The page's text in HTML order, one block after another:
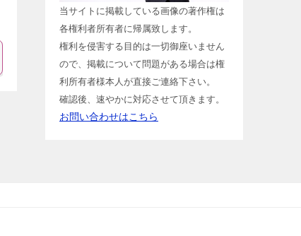
当サイトに掲載している画像の著作権は
各権利者所有者に帰属致します。
権利を侵害する目的は一切御座いません
ので、掲載について問題がある場合は権
利所有者様本人が直接ご連絡下さい。
確認後、速やかに対応させて頂きます。
お問い合わせはこちら